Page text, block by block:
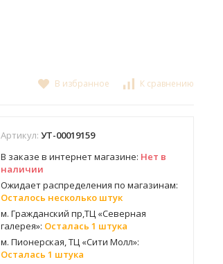
В избранное К сравнению
Артикул: УТ-00019159
В заказе в интернет магазине: Нет в
наличии
Ожидает распределения по магазинам:
Осталось несколько штук
м. Гражданский пр,ТЦ «Северная
галерея»: Осталась 1 штука
м. Пионерская, ТЦ «Сити Молл»:
Осталась 1 штука